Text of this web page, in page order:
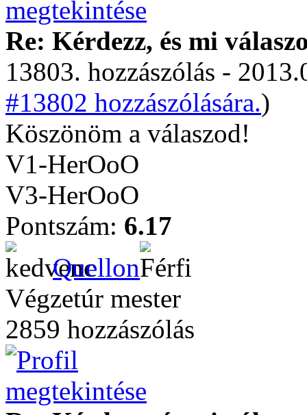
Re: Kérdezz, és mi
13803. hozzászólás -
#13802 hozzászólására.)
Köszönöm a válaszod!
V1-HerOoO
V3-HerOoO
Pontszám: 6.17
Quellon
Végzetúr mester
2859 hozzászólás